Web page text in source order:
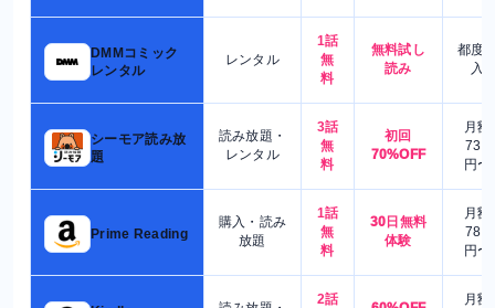
DMMコミック
レンタル
レンタル
1話
無
料
無料試し
読み
都度
入
シーモア読み放
題
読み放題・
レンタル
3話
無
料
初回
70%OFF
月額
730
円〜
Prime Reading
購入・読み
放題
1話
無
料
30日無料
体験
月額
780
円〜
2話
月額